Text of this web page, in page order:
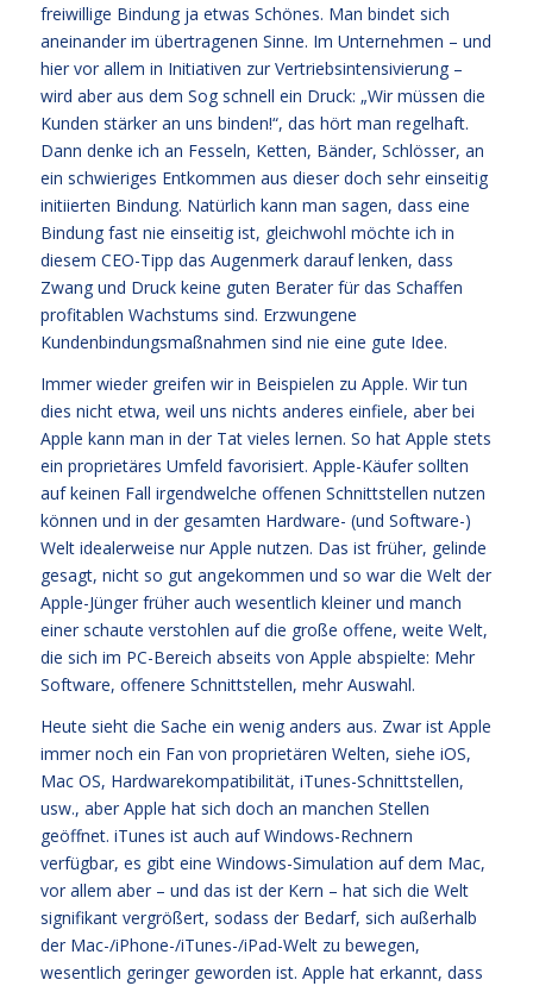
freiwillige Bindung ja etwas Schönes. Man bindet sich
aneinander im übertragenen Sinne. Im Unternehmen – und
hier vor allem in Initiativen zur Vertriebsintensivierung –
wird aber aus dem Sog schnell ein Druck: „Wir müssen die
Kunden stärker an uns binden!“, das hört man regelhaft.
Dann denke ich an Fesseln, Ketten, Bänder, Schlösser, an
ein schwieriges Entkommen aus dieser doch sehr einseitig
initiierten Bindung. Natürlich kann man sagen, dass eine
Bindung fast nie einseitig ist, gleichwohl möchte ich in
diesem CEO-Tipp das Augenmerk darauf lenken, dass
Zwang und Druck keine guten Berater für das Schaffen
profitablen Wachstums sind. Erzwungene
Kundenbindungsmaßnahmen sind nie eine gute Idee.
Immer wieder greifen wir in Beispielen zu Apple. Wir tun
dies nicht etwa, weil uns nichts anderes einfiele, aber bei
Apple kann man in der Tat vieles lernen. So hat Apple stets
ein proprietäres Umfeld favorisiert. Apple-Käufer sollten
auf keinen Fall irgendwelche offenen Schnittstellen nutzen
können und in der gesamten Hardware- (und Software-)
Welt idealerweise nur Apple nutzen. Das ist früher, gelinde
gesagt, nicht so gut angekommen und so war die Welt der
Apple-Jünger früher auch wesentlich kleiner und manch
einer schaute verstohlen auf die große offene, weite Welt,
die sich im PC-Bereich abseits von Apple abspielte: Mehr
Software, offenere Schnittstellen, mehr Auswahl.
Heute sieht die Sache ein wenig anders aus. Zwar ist Apple
immer noch ein Fan von proprietären Welten, siehe iOS,
Mac OS, Hardwarekompatibilität, iTunes-Schnittstellen,
usw., aber Apple hat sich doch an manchen Stellen
geöffnet. iTunes ist auch auf Windows-Rechnern
verfügbar, es gibt eine Windows-Simulation auf dem Mac,
vor allem aber – und das ist der Kern – hat sich die Welt
signifikant vergrößert, sodass der Bedarf, sich außerhalb
der Mac-/iPhone-/iTunes-/iPad-Welt zu bewegen,
wesentlich geringer geworden ist. Apple hat erkannt, dass